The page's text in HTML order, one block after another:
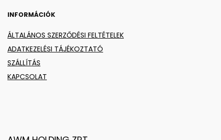
INFORMÁCIÓK
ÁLTALÁNOS SZERZŐDÉSI FELTÉTELEK
ADATKEZELÉSI TÁJÉKOZTATÓ
SZÁLLÍTÁS
KAPCSOLAT